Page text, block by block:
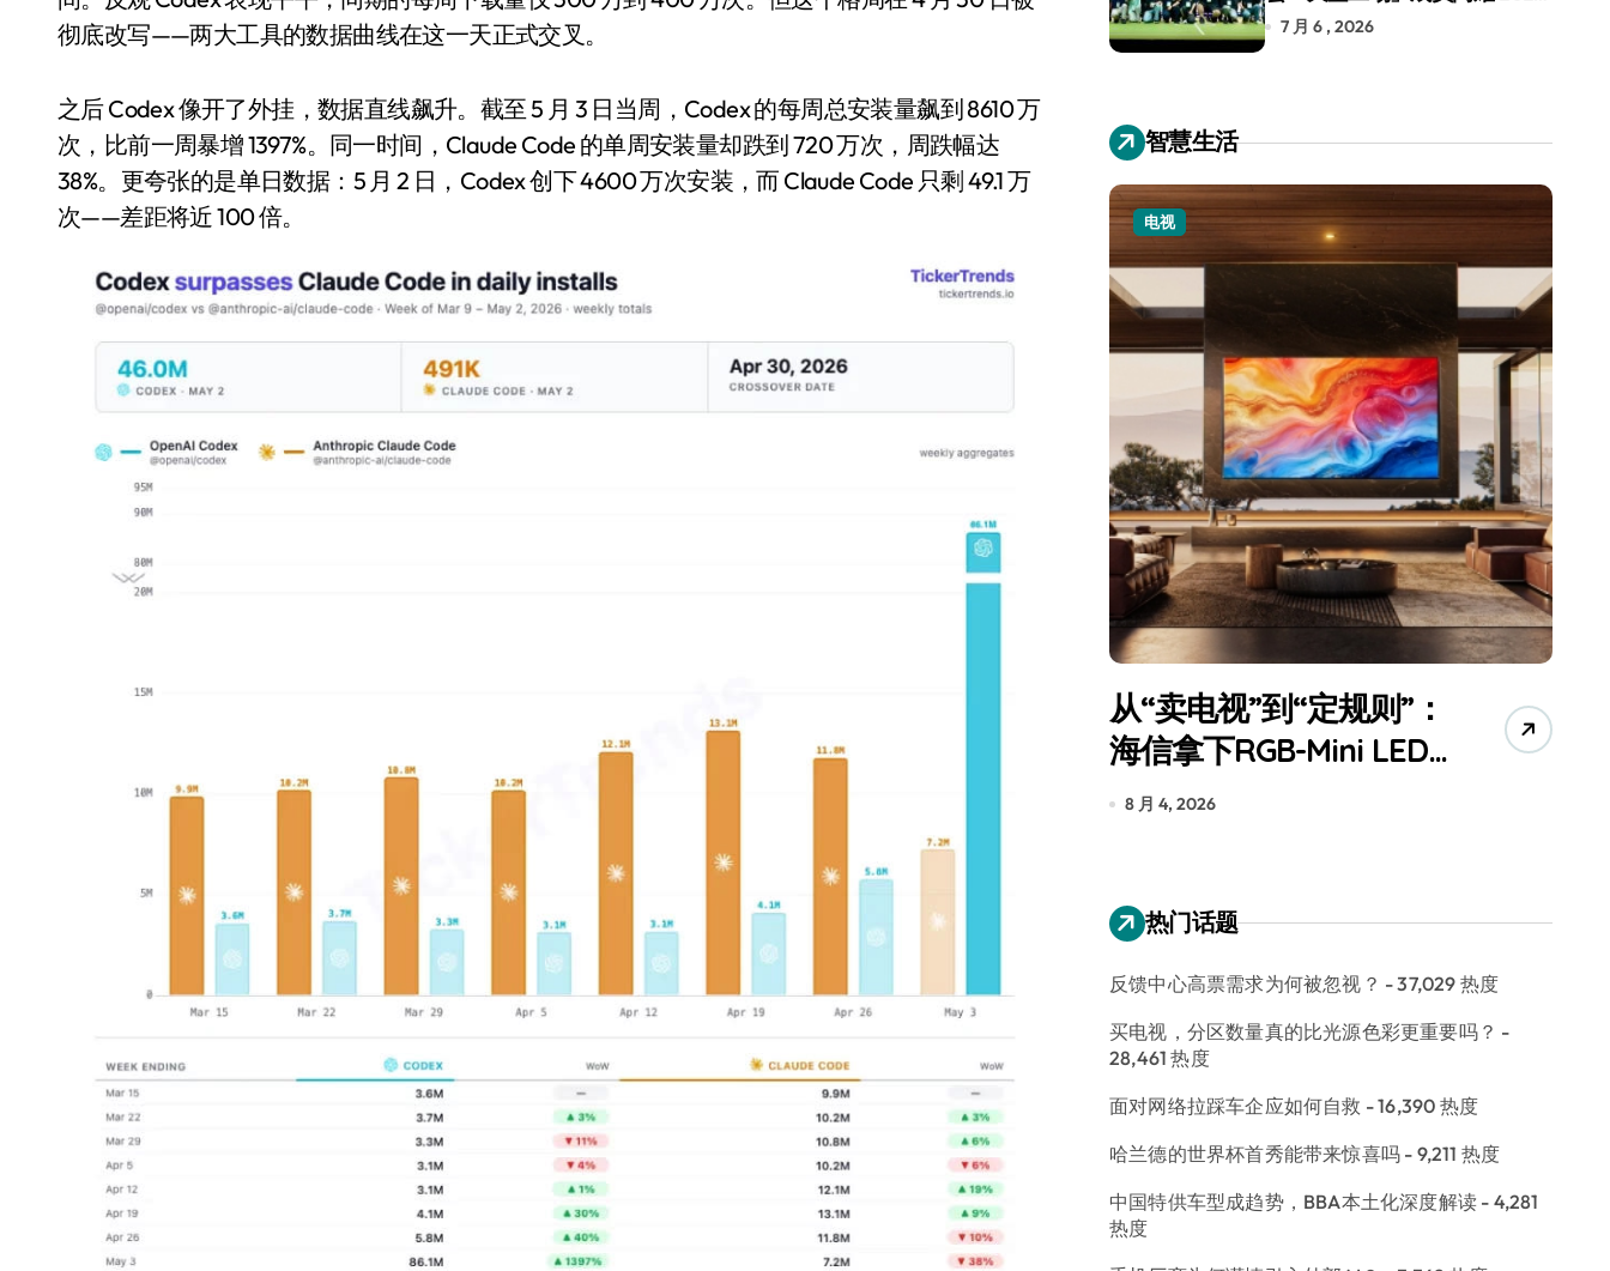
彻底改写——两大工具的数据曲线在这一天正式交叉。
之后 Codex 像开了外挂，数据直线飙升。截至 5 月 3 日当周，Codex 的每周总安装量飙到 8610 万
次，比前一周暴增 1397%。同一时间，Claude Code 的单周安装量却跌到 720 万次，周跌幅达
38%。更夸张的是单日数据：5 月 2 日，Codex 创下 4600 万次安装，而 Claude Code 只剩 49.1 万
次——差距将近 100 倍。
RoboCup 机器人世界杯
7 月 6 , 2026
智慧生活
电视
开了回音壁的顶级牌桌
7 月 27, 2026
追觅清洁电器全球累计出
货量破4000万台，技术
电视
从“卖电视”到“定规则”：
海信拿下RGB-Mini LED
全球话语权
8 月 4, 2026
热门话题
反馈中心高票需求为何被忽视？ - 37,029 热度
买电视，分区数量真的比光源色彩更重要吗？ -
28,461 热度
面对网络拉踩车企应如何自救 - 16,390 热度
哈兰德的世界杯首秀能带来惊喜吗 - 9,211 热度
中国特供车型成趋势，BBA本土化深度解读 - 4,281
热度